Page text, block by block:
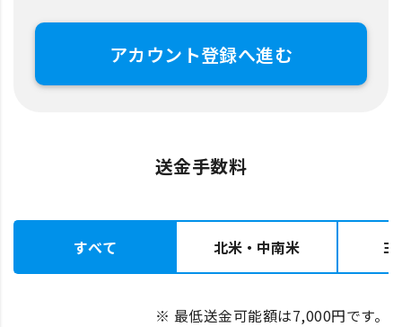
アカウント登録へ進む
送金手数料
すべて 北米・中南米 ヨ
※ 最低送金可能額は7,000円です。